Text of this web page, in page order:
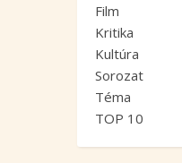
Film
Kritika
Kultúra
Sorozat
Téma
TOP 10